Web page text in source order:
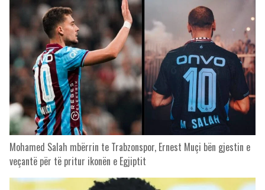
Mohamed Salah mbërrin te Trabzonspor, Ernest Muçi bën gjestin e
veçantë për të pritur ikonën e Egjiptit